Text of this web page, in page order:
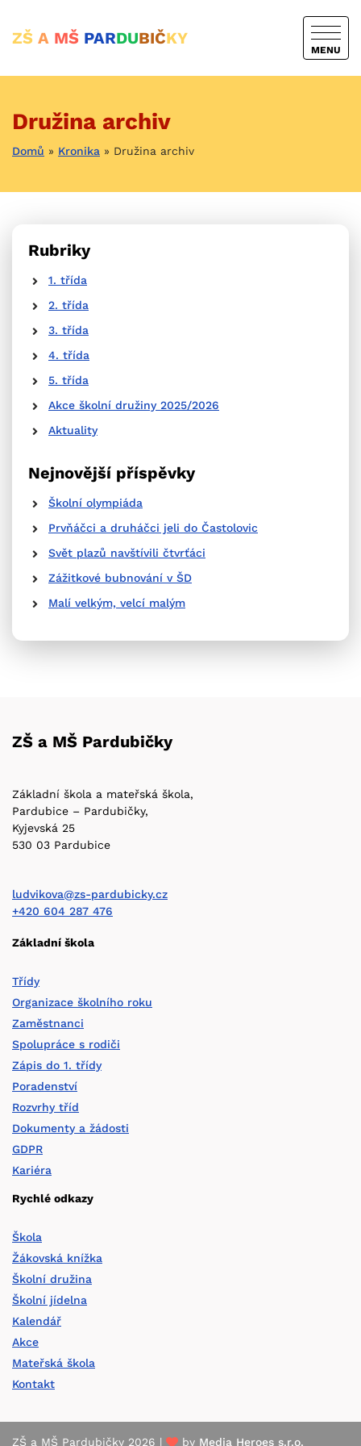
ZŠ A MŠ PARDUBIČKY
MENU
Družina archiv
Domů » Kronika » Družina archiv
Rubriky
1. třída
2. třída
3. třída
4. třída
5. třída
Akce školní družiny 2025/2026
Aktuality
Nejnovější příspěvky
Školní olympiáda
Prvňáčci a druháčci jeli do Častolovic
Svět plazů navštívili čtvrťáci
Zážitkové bubnování v ŠD
Malí velkým, velcí malým
ZŠ a MŠ Pardubičky
Základní škola a mateřská škola,
Pardubice – Pardubičky,
Kyjevská 25
530 03 Pardubice
ludvikova@zs-pardubicky.cz
+420 604 287 476
Základní škola
Třídy
Organizace školního roku
Zaměstnanci
Spolupráce s rodiči
Zápis do 1. třídy
Poradenství
Rozvrhy tříd
Dokumenty a žádosti
GDPR
Kariéra
Rychlé odkazy
Škola
Žákovská knížka
Školní družina
Školní jídelna
Kalendář
Akce
Mateřská škola
Kontakt
ZŠ a MŠ Pardubičky 2026 | by Media Heroes s.r.o.